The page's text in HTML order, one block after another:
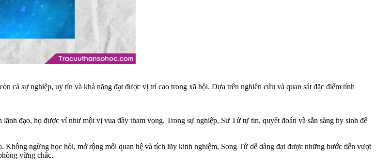
cả sự nghiệp, uy tín và khả năng đạt được vị trí cao trong xã hội. Dựa trên nghiên cứu và quan sát đặc điểm tính
đạo, họ được ví như một vị vua đầy tham vọng. Trong sự nghiệp, Sư Tử tự tin, quyết đoán và sẵn sàng hy sinh để
Không ngừng học hỏi, mở rộng mối quan hệ và tích lũy kinh nghiệm, Song Tử dễ dàng đạt được những bước tiến vượt
vững chắc.